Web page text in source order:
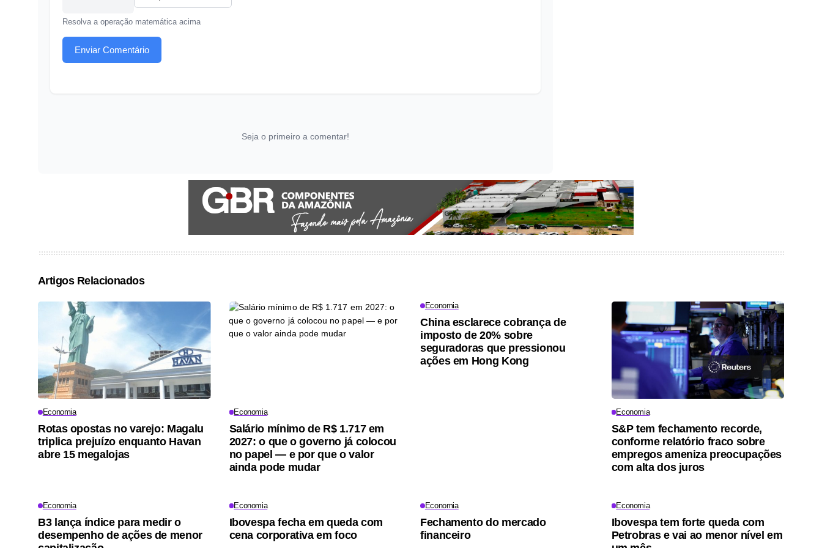
Resolva a operação matemática acima
Enviar Comentário
Seja o primeiro a comentar!
Artigos Relacionados
Economia
Rotas opostas no varejo: Magalu
triplica prejuízo enquanto Havan
abre 15 megalojas
Economia
Salário mínimo de R$ 1.717 em
2027: o que o governo já colocou
no papel — e por que o valor
ainda pode mudar
Economia
China esclarece cobrança de
imposto de 20% sobre
seguradoras que pressionou
ações em Hong Kong
Economia
S&P tem fechamento recorde,
conforme relatório fraco sobre
empregos ameniza preocupações
com alta dos juros
Economia
B3 lança índice para medir o
desempenho de ações de menor
Economia
Ibovespa fecha em queda com
cena corporativa em foco
Economia
Fechamento do mercado
financeiro
Economia
Ibovespa tem forte queda com
Petrobras e vai ao menor nível em